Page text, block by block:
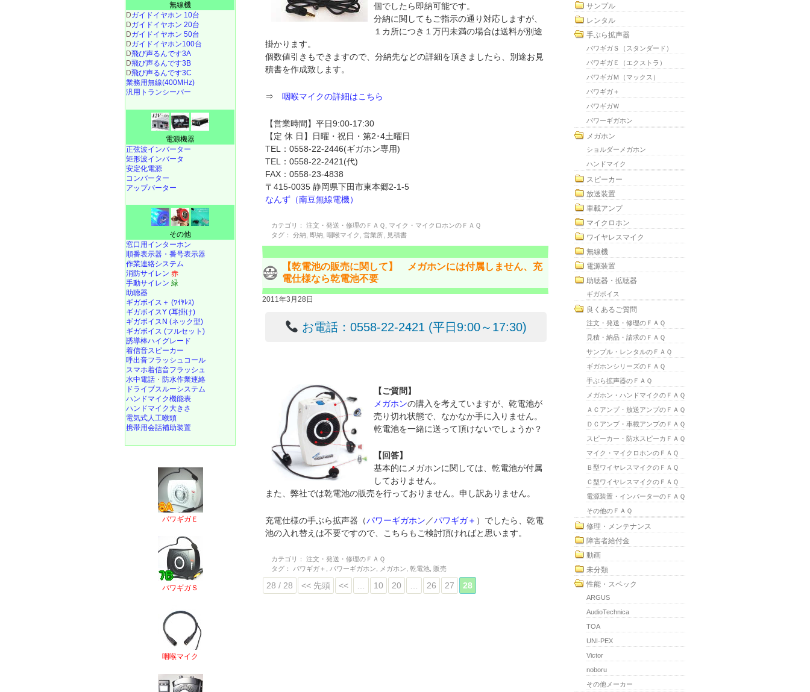
個でしたら即納可能です。
分納に関してもご指示の通り対応しますが、
１カ所につき１万円未満の場合は送料が別途
掛かります。
個数値引きもできますので、分納先などの詳細を頂きましたら、別途お見
積書を作成致します。
⇒咽喉マイクの詳細はこちら
【営業時間】平日9:00-17:30
【定 休 日】日曜・祝日・第2･4土曜日
TEL：0558-22-2446(ギガホン専用)
TEL：0558-22-2421(代)
FAX：0558-23-4838
〒415-0035 静岡県下田市東本郷2-1-5
なんず（南豆無線電機）
カテゴリ： 注文・発送・修理のＦＡＱ
マイク・マイクロホンのＦＡＱ
タグ：
分納 即納 ,咽喉マイク ,営業所 見積書
【乾電池の販売に関して】 メガホンには付属しません、充
電仕様なら乾電池不要
2011年3月28日
お電話：0558-22-2421 (平日9:00～17:30)
【ご質問】
メガホンの購入を考えていますが、乾電池が
売り切れ状態で、なかなか手に入りません。
乾電池を一緒に送って頂けないでしょうか？
【回答】
基本的にメガホンに関しては、乾電池が付属
しておりません。
また、弊社では乾電池の販売を行っておりません。申し訳ありません。
充電仕様の手ぶら拡声器（パワーギガホン／パワギガ＋ ）でしたら、乾電
池の入れ替えは不要ですので、こちらもご検討頂ければと思います。
カテゴリ：
注文・発送・修理のＦＡＱ
タグ：
パワギガ＋ パワーギガホン メガホン ,乾電池 販売
28 / 28 << 先頭 << 10 20 26 27 28
無線機
Dガイドイヤホン 10台
Dガイドイヤホン 20台
Dガイドイヤホン 50台
Dガイドイヤホン100台
D飛び声るんです3A
D飛び声るんです3B
D飛び声るんです3C
業務用無線(400MHz)
汎用トランシーバー
電源機器
正弦波インバーター
矩形波インバータ
安定化電源
コンバーター
アップバーター
その他
窓口用インターホン
順番表示器・番号表示器
作業連絡システム
消防サイレン 赤
手動サイレン 緑
助聴器
ギガボイス＋ (ﾜｲﾔﾚｽ)
ギガボイスY (耳掛け)
ギガボイスN (ネック型)
ギガボイス (フルセット)
誘導棒ハイグレード
着信音スピーカー
呼出音フラッシュコール
スマホ着信音フラッシュ
水中電話 ・ 防水作業連絡
ドライブスルーシステム
ハンドマイク機能表
ハンドマイク大きさ
電気式人工喉頭
携帯用会話補助装置
パワギガＥ
パワギガＳ
咽喉マイク
サンプル
レンタル
手ぶら拡声器
パワギガＳ（スタンダード）
パワギガＥ（エクストラ）
パワギガＭ（マックス）
パワギガ＋
パワギガＷ
パワーギガホン
メガホン
ショルダーメガホン
ハンドマイク
スピーカー
放送装置
車載アンプ
マイクロホン
ワイヤレスマイク
無線機
電源装置
助聴器・拡聴器
ギガボイス
良くあるご質問
注文・発送・修理のＦＡＱ
見積・納品・請求のＦＡＱ
サンプル・レンタルのＦＡＱ
ギガホンシリーズのＦＡＱ
手ぶら拡声器のＦＡＱ
メガホン・ハンドマイクのＦＡＱ
ＡＣアンプ・放送アンプのＦＡＱ
ＤＣアンプ・車載アンプのＦＡＱ
スピーカー・防水スピーカＦＡＱ
マイク・マイクロホンのＦＡＱ
Ｂ型ワイヤレスマイクのＦＡＱ
Ｃ型ワイヤレスマイクのＦＡＱ
電源装置・インバーターのＦＡＱ
その他のＦＡＱ
修理・メンテナンス
障害者給付金
動画
未分類
性能・スペック
ARGUS
AudioTechnica
TOA
UNI-PEX
Victor
noboru
その他メーカー